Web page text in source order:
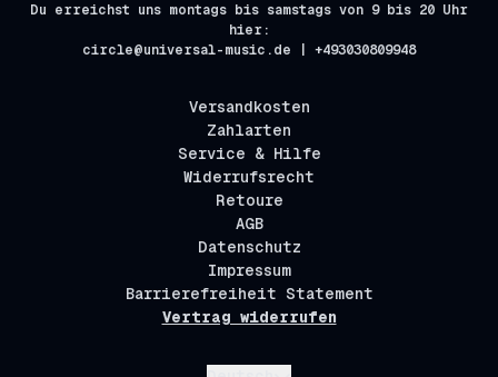
Du erreichst uns montags bis samstags von 9 bis 20 Uhr
hier:
circle@universal-music.de | +493030809948
Versandkosten
Zahlarten
Service & Hilfe
Widerrufsrecht
Retoure
AGB
Datenschutz
Impressum
Barrierefreiheit Statement
Vertrag widerrufen